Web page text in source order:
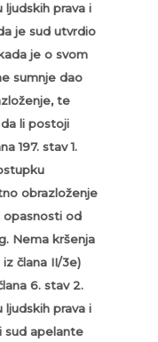
prava i
je sud utvrdio
je o svom
sumnje dao
te
li postoji
197. stav 1.
obrazloženje
opasnosti od
Nema kršenja
člana II/3e)
6. stav 2.
prava i
sud apelante